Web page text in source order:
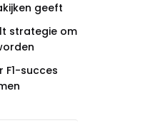
geeft
strategie om
succes